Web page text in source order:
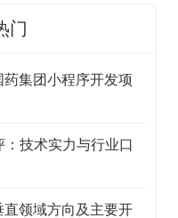
门
集团小程序开发项
技术实力与行业口
领域方向及主要开